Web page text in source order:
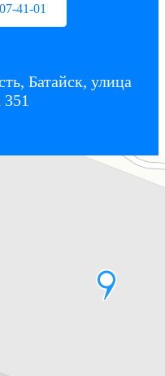
41-01
Батайск, улица
351